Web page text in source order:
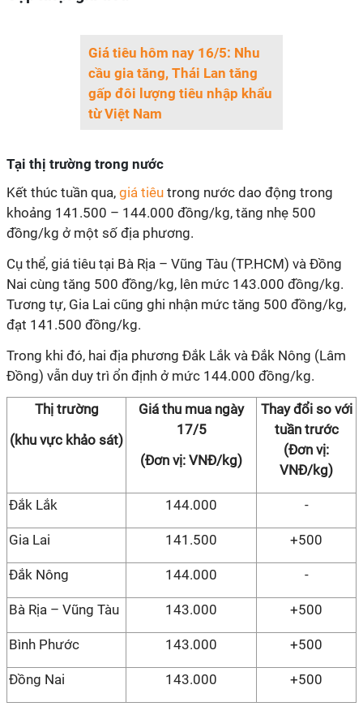
Giá tiêu hôm nay 16/5: Nhu
cầu gia tăng, Thái Lan tăng
gấp đôi lượng tiêu nhập khẩu
từ Việt Nam
Tại thị trường trong nước
Kết thúc tuần qua, giá tiêu trong nước dao động trong
khoảng 141.500 – 144.000 đồng/kg, tăng nhẹ 500
đồng/kg ở một số địa phương.
Cụ thể, giá tiêu tại Bà Rịa – Vũng Tàu (TP.HCM) và Đồng
Nai cùng tăng 500 đồng/kg, lên mức 143.000 đồng/kg.
Tương tự, Gia Lai cũng ghi nhận mức tăng 500 đồng/kg,
đạt 141.500 đồng/kg.
Trong khi đó, hai địa phương Đắk Lắk và Đắk Nông (Lâm
Đồng) vẫn duy trì ổn định ở mức 144.000 đồng/kg.
Thị trường
(khu vực khảo sát)
Giá thu mua ngày
17/5
(Đơn vị: VNĐ/kg)
Thay đổi so với
tuần trước
(Đơn vị:
VNĐ/kg)
Đắk Lắk 144.000 -
Gia Lai 141.500 +500
Đắk Nông 144.000 -
Bà Rịa – Vũng Tàu 143.000 +500
Bình Phước 143.000 +500
Đồng Nai 143.000 +500